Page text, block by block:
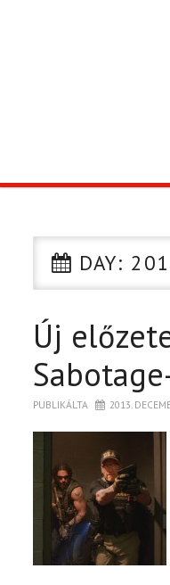
CIKK
PÓLÓ RENDELÉS
DAY:
Új
PUBLIKÁLTA 2013.